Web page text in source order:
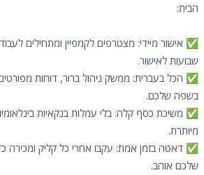
הבית:
✅ אישור מיידי: מצטרפים לקמפיין ומתחילים
שבועות לאישור.
✅ הכל בעברית: ממשק ניהול ברור, דוחות
בשפה שלכם.
✅ משיכת כסף קלה: בלי עמלות בנקאיות
מיותרת.
✅ דאטה בזמן אמת: עקבו אחרי כל קליק ומכירה
שלכם אוהב.